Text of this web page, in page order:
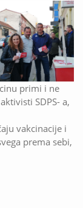
primi i ne
SDPS- a,
vakcinacije i
prema sebi,